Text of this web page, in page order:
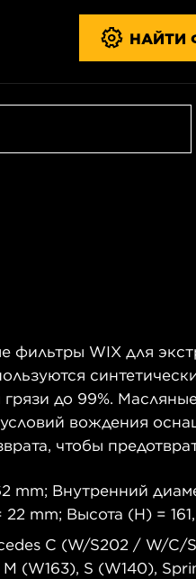
НАЙТИ
фильтры WIX для
до 99%.
вождения
чтобы
mm; Внутренний
mm; Высота (H) =
C (W/S202 / W/C/
(W163), S (W140),